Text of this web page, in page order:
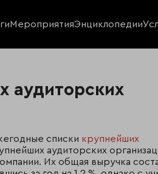
МероприятияЭнциклопедии
аудиторских
списки крупнейших
аудиторских
Их общая выручка